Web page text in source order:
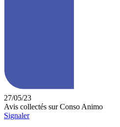
27/05/23
Avis collectés sur Conso Animo
Signaler